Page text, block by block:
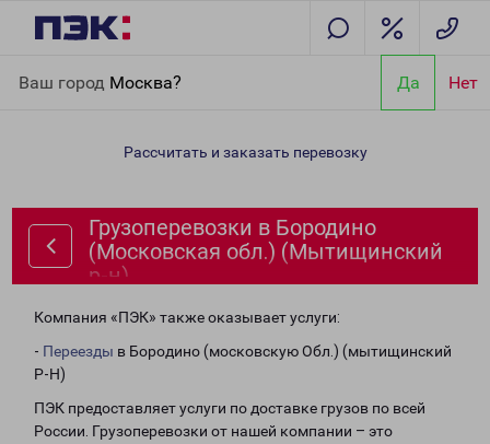
Ваш город Москва? Да Нет
(Московская обл.) (Мытищинский р-н)
Рассчитать и заказать перевозку
Грузоперевозки в Бородино
(Московская обл.) (Мытищинский
р-н)
Компания «ПЭК» также оказывает услуги:
- Переезды в Бородино (московскую Обл.) (мытищинский
Р-Н)
ПЭК предоставляет услуги по доставке грузов по всей
России. Грузоперевозки от нашей компании – это